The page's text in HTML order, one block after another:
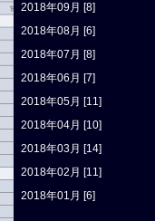
2018年09月 [8]
2018年08月 [6]
2018年07月 [8]
2018年06月 [7]
2018年05月 [11]
2018年04月 [10]
2018年03月 [14]
2018年02月 [11]
2018年01月 [6]